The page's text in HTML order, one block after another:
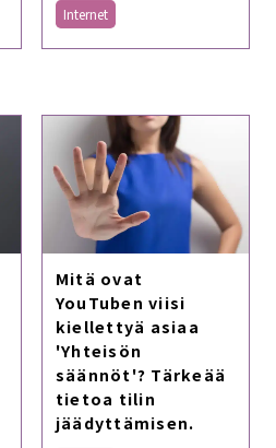
Internet
Mitä ovat
YouTuben viisi
kiellettyä asiaa
'Yhteisön
säännöt'? Tärkeää
tietoa tilin
jäädyttämisen.